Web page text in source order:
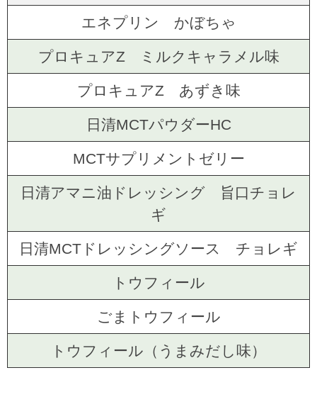
エネプリン かぼちゃ
プロキュアZ ミルクキャラメル味
プロキュアZ あずき味
日清MCTパウダーHC
MCTサプリメントゼリー
日清アマニ油ドレッシング 旨口チョレ
ギ
日清MCTドレッシングソース チョレギ
トウフィール
ごまトウフィール
トウフィール（うまみだし味）